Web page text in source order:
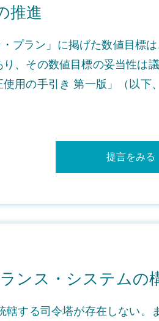
推進
プラン」に掲げた数値目標
、その数値目標の妥当性は
用の手引き 第一版」（以下
提言をみる
ンス・システムの
する司令塔が存在しない。